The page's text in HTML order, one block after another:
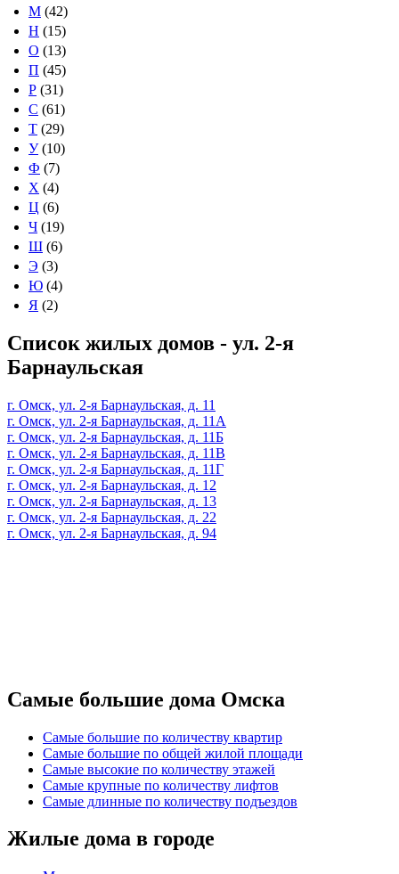
М (42)
Н (15)
О (13)
П (45)
Р (31)
С (61)
Т (29)
У(10)
Ф (7)
Х (4)
Ц (6)
Ч (19)
Ш (6)
Э (3)
Ю (4)
Я (2)
Список жилых домов - ул. 2-я
Барнаульская
г. Омск, ул. 2-я Барнаульская, д. 11
г. Омск, ул. 2-я Барнаульская, д. 11А
г. Омск, ул. 2-я Барнаульская, д. 11Б
г. Омск, ул. 2-я Барнаульская, д. 11В
г. Омск, ул. 2-я Барнаульская, д. 11Г
г. Омск, ул. 2-я Барнаульская, д. 12
г. Омск, ул. 2-я Барнаульская, д. 13
г. Омск, ул. 2-я Барнаульская, д. 22
г. Омск, ул. 2-я Барнаульская, д. 94
Самые большие дома Омска
Самые большие по количеству квартир
Самые большие по общей жилой площади
Самые высокие по количеству этажей
Самые крупные по количеству лифтов
Самые длинные по количеству подъездов
Жилые дома в городе